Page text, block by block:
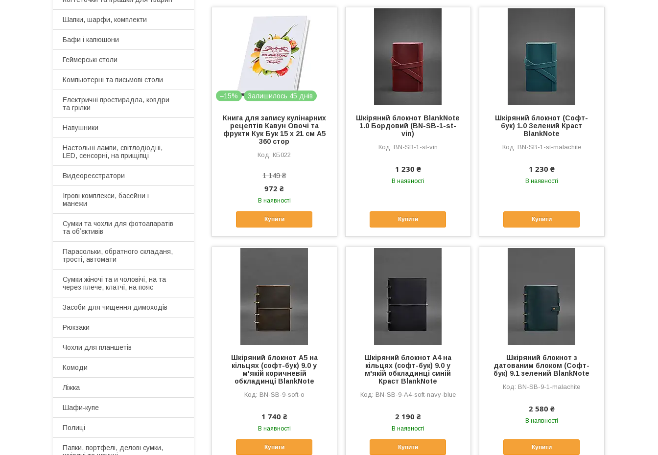
–15% Залишилось 45 днів
Книга для запису кулінарних
рецептів Кавун Овочі та
фрукти Кук Бук 15 х 21 см A5
360 стор
КБ022
1 149 ₴
972 ₴
В наявності
Купити
Шкіряний блокнот BlankNote
1.0 Бордовий (BN-SB-1-st-
vin)
BN-SB-1-st-vin
1 230 ₴
В наявності
Купити
Шкіряний блокнот (Софт-
бук) 1.0 Зелений Краст
BlankNote
BN-SB-1-st-malachite
1 230 ₴
В наявності
Купити
Шкіряний блокнот А5 на
кільцях (софт-бук) 9.0 у
м'якій коричневій
обкладинці BlankNote
BN-SB-9-soft-o
1 740 ₴
В наявності
Купити
Шкіряний блокнот А4 на
кільцях (софт-бук) 9.0 у
м'якій обкладинці синій
Краст BlankNote
BN-SB-9-A4-soft-navy-blue
2 190 ₴
В наявності
Купити
Шкіряний блокнот з
датованим блоком (Софт-
бук) 9.1 зелений BlankNote
BN-SB-9-1-malachite
2 580 ₴
В наявності
Купити
Шапки, шарфи, комплекти
Бафи і капюшони
Геймерські столи
Компьютерні та письмові столи
Електричні простирадла, ковдри
та грілки
Навушники
Настольні лампи, світлодіодні,
LED, сенсорні, на прищіпці
Видеореєстратори
Ігрові комплекси, басейни і
манежи
Сумки та чохли для фотоапаратів
та обʼєктивів
Парасольки, обратного складаня,
трості, автомати
Сумки жіночі та и чоловічі, на та
через плече, клатчі, на пояс
Засоби для чищення димоходів
Рюкзаки
Чохли для планшетів
Комоди
Ліжка
Шафи-купе
Полиці
Папки, портфелі, делові сумки,